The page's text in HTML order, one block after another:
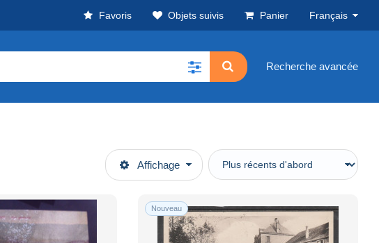
Favoris Objets suivis Panier Français
Recherche avancée
Affichage
Nouveau